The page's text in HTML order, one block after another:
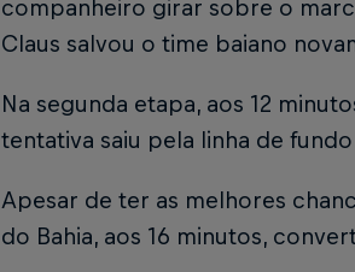
companheiro girar sobre o
Claus salvou o time baiano
Na segunda etapa, aos 12
tentativa saiu pela linha de
Apesar de ter as melhores
do Bahia, aos 16 minutos,